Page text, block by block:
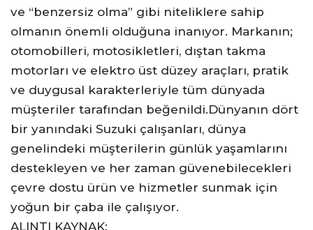
ve “benzersiz olma” gibi niteliklere sahip
olmanın önemli olduğuna inanıyor. Markanın;
otomobilleri, motosikletleri, dıştan takma
motorları ve elektro üst düzey araçları, pratik
ve duygusal karakterleriyle tüm dünyada
müşteriler tarafından beğenildi.Dünyanın dört
bir yanındaki Suzuki çalışanları, dünya
genelindeki müşterilerin günlük yaşamlarını
destekleyen ve her zaman güvenebilecekleri
çevre dostu ürün ve hizmetler sunmak için
yoğun bir çaba ile çalışıyor.
ALINTI KAYNAK: